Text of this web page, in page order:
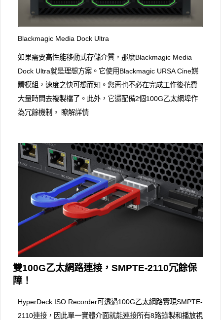
Blackmagic Media Dock Ultra
如果需要高性能移動式存儲介質，那麼Blackmagic Media
Dock Ultra就是理想方案。它使用Blackmagic URSA Cine媒
體模組，速度之快可想而知。您再也不必在完成工作後花費
大量時間去複製檔了。此外，它還配備2個100G乙太網埠作
為冗餘機制。 瞭解詳情
雙100G乙太網路連接，SMPTE-2110冗餘保
障！
HyperDeck ISO Recorder可透過100G乙太網路實現SMPTE-
2110連接，因此單一實體介面就能連接所有8路錄製和播放視